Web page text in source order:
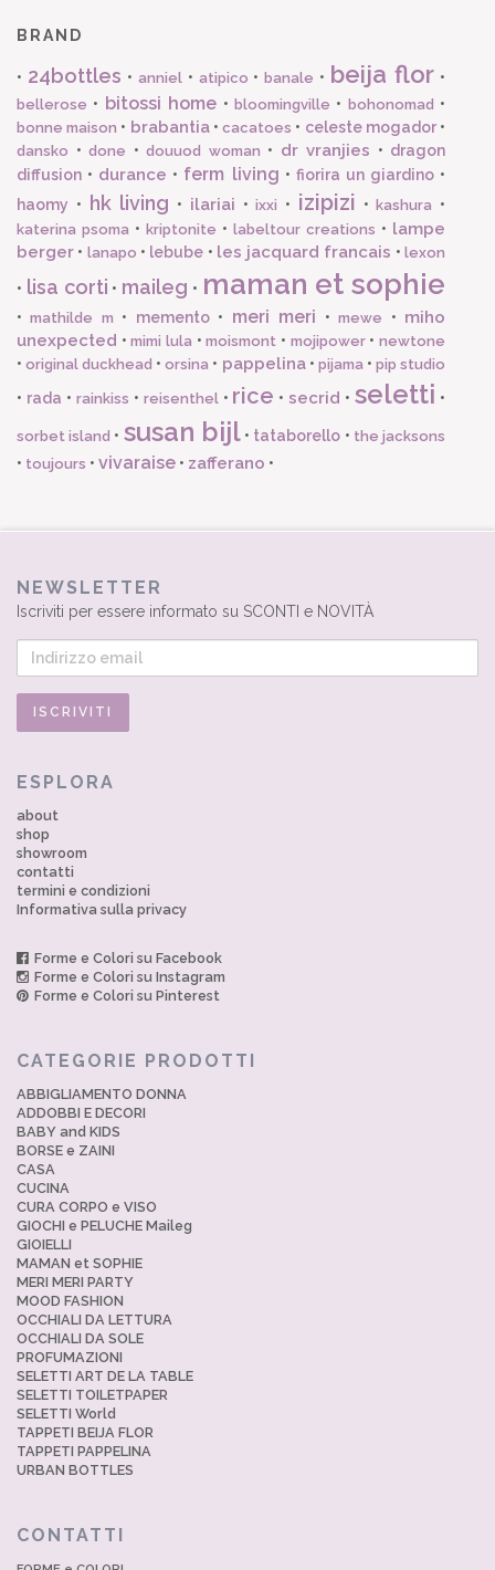
BRAND
• 24bottles • anniel• atipico •banale • beija flor •
bellerose • bitossi home • bloomingville • bohonomad •
bonne maison • brabantia•cacatoes • celeste mogador•
dansko • done • douuod woman • dr vranjies • dragon
diffusion • durance • ferm living • fiorira un giardino•
haomy • hk living • ilariai •ixxi • izipizi •kashura •
katerina psoma • kriptonite • labeltour creations • lampe
berger • lanapo • lebube • les jacquard francais •lexon
• lisa corti • maileg • maman et sophie
•mathilde m • memento• meri meri •mewe • miho
unexpected •mimi lula •moismont • mojipower•newtone
•original duckhead •orsina • pappelina• pijama • pip studio
• rada • rainkiss • reisenthel• rice •secrid •seletti •
sorbet island • susan bijl• tataborello • the jacksons
• toujours • vivaraise • zafferano •
NEWSLETTER
Iscriviti per essere informato su SCONTI e NOVITÀ
ESPLORA
about
shop
showroom
contatti
termini e condizioni
Informativa sulla privacy
Forme e Colori su Facebook
Forme e Colori su Instagram
Forme e Colori su Pinterest
CATEGORIE PRODOTTI
ABBIGLIAMENTO DONNA
ADDOBBI E DECORI
BABY and KIDS
BORSE e ZAINI
CASA
CUCINA
CURA CORPO e VISO
GIOCHI e PELUCHE Maileg
GIOIELLI
MAMAN et SOPHIE
MERI MERI PARTY
MOOD FASHION
OCCHIALI DA LETTURA
OCCHIALI DA SOLE
PROFUMAZIONI
SELETTI ART DE LA TABLE
SELETTI TOILETPAPER
SELETTI World
TAPPETI BEIJA FLOR
TAPPETI PAPPELINA
URBAN BOTTLES
CONTATTI